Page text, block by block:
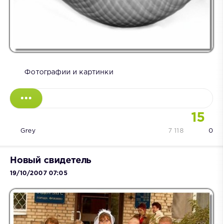
Фотографии и картинки
15
Grey 0
7 118
Новый свидетель
19/10/2007 07:05